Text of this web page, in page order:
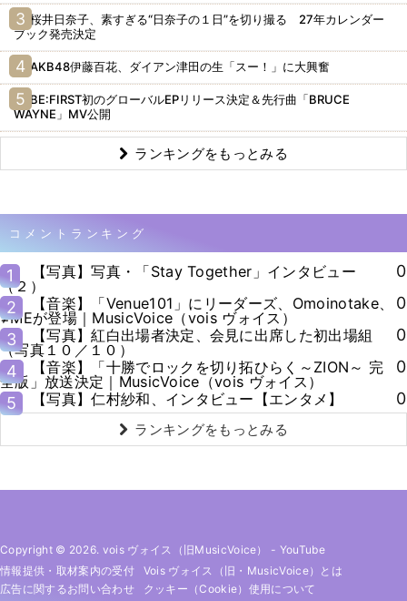
桜井日奈子、素すぎる“日奈子の１日”を切り撮る 27年カレンダー
ブック発売決定
AKB48伊藤百花、ダイアン津田の生「スー！」に大興奮
BE:FIRST初のグローバルEPリリース決定＆先行曲「BRUCE
WAYNE」MV公開
ランキングをもっとみる
コメントランキング
1
【写真】写真・「Stay Together」インタビュー
（２）
0
2
【音楽】「Venue101」にリーダーズ、Omoinotake、
≠MEが登場｜MusicVoice（vois ヴォイス）
0
3
【写真】紅白出場者決定、会見に出席した初出場組
（写真１０／１０）
0
4
【音楽】「十勝でロックを切り拓ひらく～ZION～ 完
全版」放送決定｜MusicVoice（vois ヴォイス）
0
5
【写真】仁村紗和、インタビュー【エンタメ】 0
ランキングをもっとみる
Copyright © 2026. vois ヴォイス（旧MusicVoice） - YouTube
情報提供・取材案内の受付
Vois ヴォイス（旧・MusicVoice）とは
広告に関するお問い合わせ
クッキー（cookie）使用について